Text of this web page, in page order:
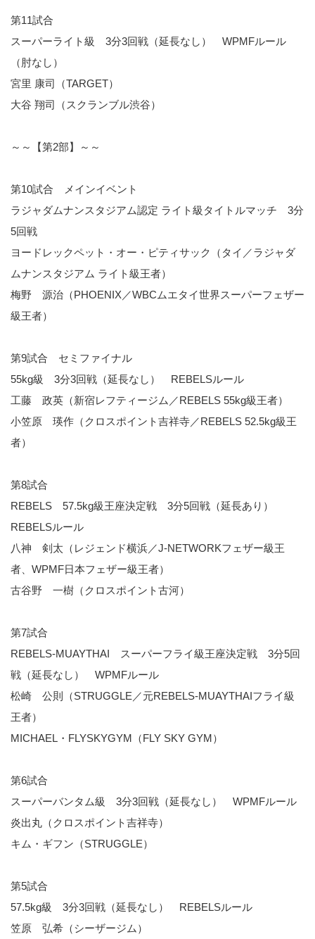
第11試合
スーパーライト級 3分3回戦（延長なし） WPMFルール
（肘なし）
宮里 康司（TARGET）
大谷 翔司（スクランブル渋谷）
～～【第2部】～～
第10試合 メインイベント
ラジャダムナンスタジアム認定 ライト級タイトルマッチ 3分
5回戦
ヨードレックペット・オー・ピティサック（タイ／ラジャダ
ムナンスタジアム ライト級王者）
梅野 源治（PHOENIX／WBCムエタイ世界スーパーフェザー
級王者）
第9試合 セミファイナル
55kg級 3分3回戦（延長なし） REBELSルール
工藤 政英（新宿レフティージム／REBELS 55kg級王者）
小笠原 瑛作（クロスポイント吉祥寺／REBELS 52.5kg級王
者）
第8試合
REBELS 57.5kg級王座決定戦 3分5回戦（延長あり）
REBELSルール
八神 剣太（レジェンド横浜／J-NETWORKフェザー級王
者、WPMF日本フェザー級王者）
古谷野 一樹（クロスポイント古河）
第7試合
REBELS-MUAYTHAI スーパーフライ級王座決定戦 3分5回
戦（延長なし） WPMFルール
松崎 公則（STRUGGLE／元REBELS-MUAYTHAIフライ級
王者）
MICHAEL・FLYSKYGYM（FLY SKY GYM）
第6試合
スーパーバンタム級 3分3回戦（延長なし） WPMFルール
炎出丸（クロスポイント吉祥寺）
キム・ギフン（STRUGGLE）
第5試合
57.5kg級 3分3回戦（延長なし） REBELSルール
笠原 弘希（シーザージム）